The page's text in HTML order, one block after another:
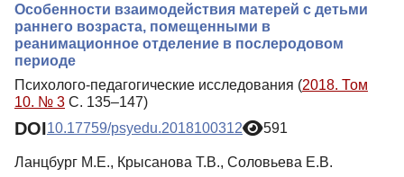
Особенности взаимодействия матерей с детьми
раннего возраста, помещенными в
реанимационное отделение в послеродовом
периоде
Психолого-педагогические исследования (2018. Том
10. № 3 С. 135–147)
DOI10.17759/psyedu.2018100312 591
Ланцбург М.Е., Крысанова Т.В., Соловьева Е.В.